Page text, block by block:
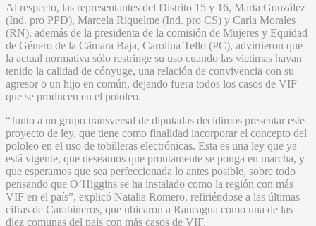
Al respecto, las representantes del Distrito 15 y 16, Marta González
(Ind. pro PPD), Marcela Riquelme (Ind. pro CS) y Carla Morales
(RN), además de la presidenta de la comisión de Mujeres y Equidad
de Género de la Cámara Baja, Carolina Tello (PC), advirtieron que
la actual normativa sólo restringe su uso cuando las víctimas hayan
tenido la calidad de cónyuge, una relación de convivencia con su
agresor o un hijo en común, dejando fuera todos los casos de VIF
que se producen en el pololeo.
“Junto a un grupo transversal de diputadas decidimos presentar este
proyecto de ley, que tiene como finalidad incorporar el concepto del
pololeo en el uso de tobilleras electrónicas. Esta es una ley que ya
está vigente, que deseamos que prontamente se ponga en marcha, y
que esperamos que sea perfeccionada lo antes posible, sobre todo
pensando que O’Higgins se ha instalado como la región con más
VIF en el país”, explicó Natalia Romero, refiriéndose a las últimas
cifras de Carabineros, que ubicaron a Rancagua como una de las
diez comunas del país con más casos de VIF.